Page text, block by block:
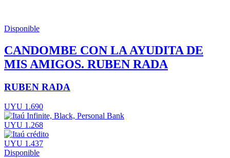
Disponible
CANDOMBE CON LA AYUDITA DE
MIS AMIGOS. RUBEN RADA
RUBEN RADA
UYU 1.690
UYU 1.268
UYU 1.437
Disponible